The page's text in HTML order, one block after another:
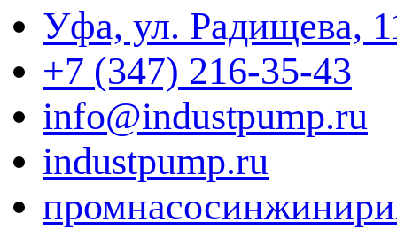
Уфа, ул. Радищева,
+7 (347) 216-35-43
info@industpump.ru
industpump.ru